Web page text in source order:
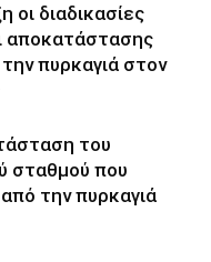
οι διαδικασίες
αποκατάστασης
πυρκαγιά στον
του
σταθμού που
την πυρκαγιά